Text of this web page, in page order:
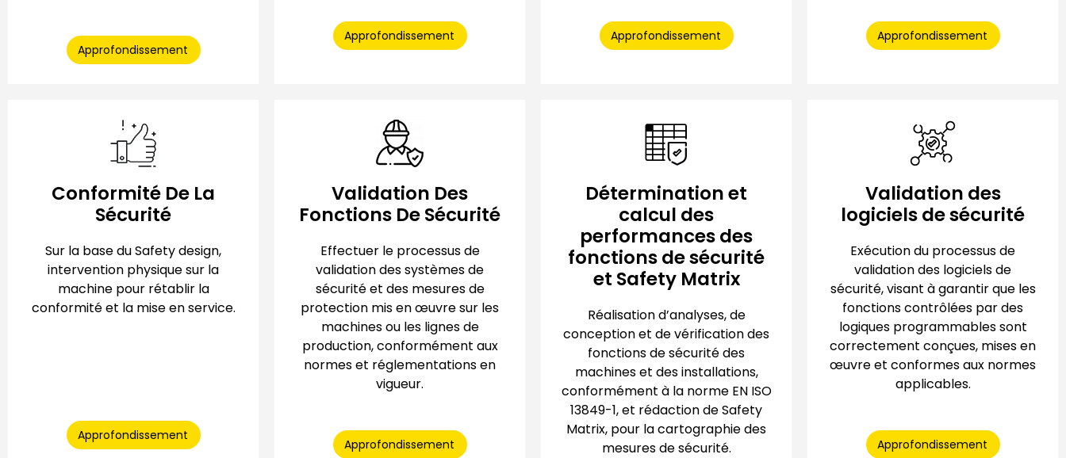
Approfondissement
Approfondissement Approfondissement Approfondissement
Conformité De La
Sécurité
Sur la base du Safety design,
intervention physique sur la
machine pour rétablir la
conformité et la mise en service.
Approfondissement
Validation Des
Fonctions De Sécurité
Effectuer le processus de
validation des systèmes de
sécurité et des mesures de
protection mis en œuvre sur les
machines ou les lignes de
production, conformément aux
normes et réglementations en
vigueur.
Approfondissement
Détermination et
calcul des
performances des
fonctions de sécurité
et Safety Matrix
Réalisation d’analyses, de
conception et de vérification des
fonctions de sécurité des
machines et des installations,
conformément à la norme EN ISO
13849-1, et rédaction de Safety
Matrix, pour la cartographie des
mesures de sécurité.
Validation des
logiciels de sécurité
Exécution du processus de
validation des logiciels de
sécurité, visant à garantir que les
fonctions contrôlées par des
logiques programmables sont
correctement conçues, mises en
œuvre et conformes aux normes
applicables.
Approfondissement